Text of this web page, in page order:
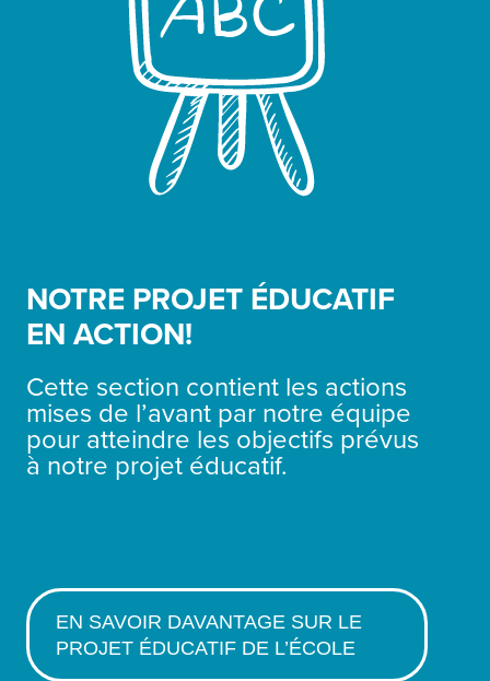
NOTRE PROJET ÉDUCATIF
EN ACTION!
Cette section contient les actions
mises de l’avant par notre équipe
pour atteindre les objectifs prévus
à notre projet éducatif.
EN SAVOIR DAVANTAGE SUR LE
PROJET ÉDUCATIF DE L’ÉCOLE